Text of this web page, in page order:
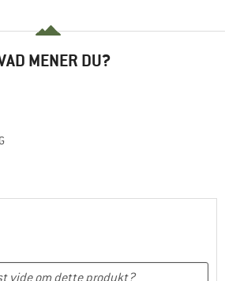
MENER DU?